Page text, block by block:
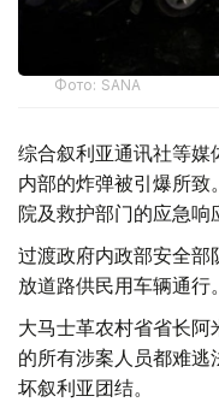
Фото: SANA
综合叙利亚通讯社等媒
内部的炸弹被引爆所
院及救护部门的应急响
过渡政府内政部安全部
放道路供民用车辆通行。
大马士革农村省省长阿
的所有涉案人员都难
坏叙利亚团结。